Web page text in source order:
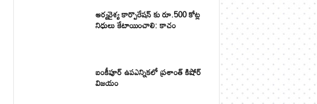
ఆర్యవైశ్య కార్పొరేషన్ కు రూ.500 కోట్ల
నిధులు కేటాయించాలి: కాచం
బంకీపూర్ ఉపఎన్నికలో ప్రశాంత్ కిషోర్
విజయం